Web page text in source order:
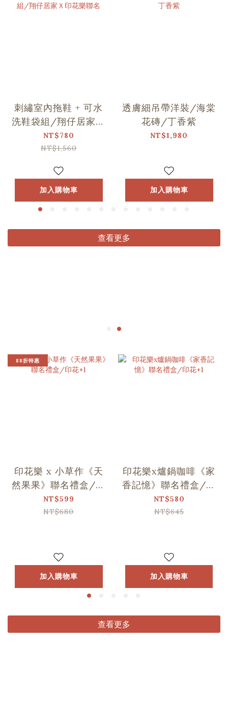
刺繡室內拖鞋 + 可水
洗鞋袋組/翔仔居家Ｘ
印花樂聯名
NT$780
NT$1,560
加入購物車
透膚細吊帶洋裝/海棠
花磚/丁香紫
NT$1,980
加入購物車
查看更多
88折特惠
印花樂 x 小草作《天
然果果》聯名禮盒/印
花+1
NT$599
NT$680
加入購物車
印花樂x爐鍋咖啡《家
香記憶》聯名禮盒/印
花+1
NT$580
NT$645
加入購物車
查看更多